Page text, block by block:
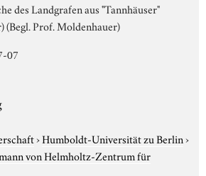
des Landgrafen aus "Tannhäuser"
(Begl. Prof. Moldenhauer)
07
›Humboldt-Universität zu Berlin›
von Helmholtz-Zentrum für